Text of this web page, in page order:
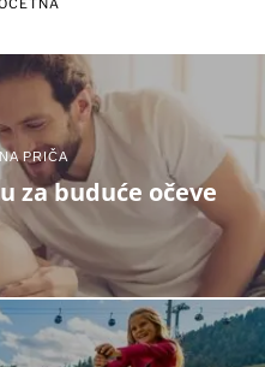
PRIČA
za buduće očeve